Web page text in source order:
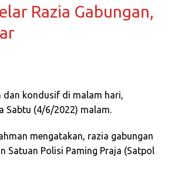
Razia Gabungan,
dan kondusif di malam hari,
Sabtu (4/6/2022) malam.
mengatakan, razia gabungan
Satuan Polisi Paming Praja (Satpol